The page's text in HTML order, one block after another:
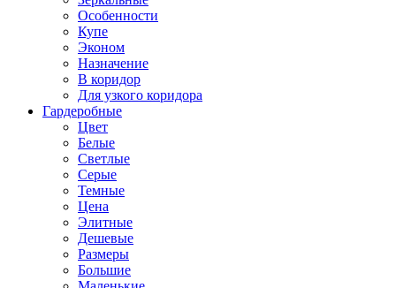
Особенности
Купе
Эконом
Назначение
В коридор
Для узкого коридора
Гардеробные
Цвет
Белые
Светлые
Серые
Темные
Цена
Элитные
Дешевые
Размеры
Большие